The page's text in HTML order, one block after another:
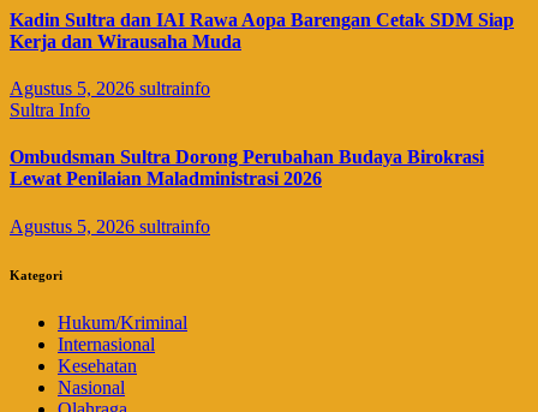
Kadin Sultra dan IAI Rawa Aopa Barengan Cetak SDM Siap
Kerja dan Wirausaha Muda
Agustus 5, 2026 sultrainfo
Sultra Info
Ombudsman Sultra Dorong Perubahan Budaya Birokrasi
Lewat Penilaian Maladministrasi 2026
Agustus 5, 2026 sultrainfo
Kategori
Hukum/Kriminal
Internasional
Kesehatan
Nasional